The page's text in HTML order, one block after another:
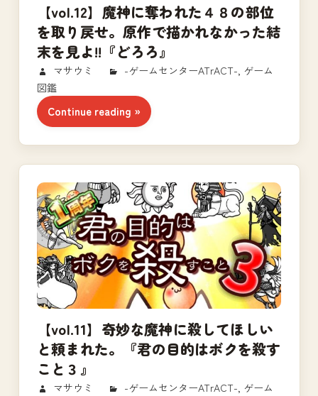
【vol.12】魔神に奪われた４８の部位
を取り戻せ。原作で描かれなかった結
末を見よ!!『どろろ』
2018/03/12
マサウミ -ゲームセンターATrACT- ゲーム
図鑑
Continue reading
【vol.11】奇妙な魔神に殺してほしい
と頼まれた。『君の目的はボクを殺す
こと３』
2018/02/26
マサウミ -ゲームセンターATrACT-, ゲーム